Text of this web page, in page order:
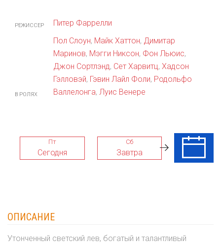
РЕЖИССЕР Питер Фаррелли
В РОЛЯХ
Пол Слоун, Майк Хаттон, Димитар
Маринов, Мэгги Никсон, Фон Льюис,
Джон Сортлэнд, Сет Харвитц, Хадсон
Гэлловэй, Гэвин Лайл Фоли, Родольфо
Валлелонга, Луис Венере
Пт
Сегодня
Сб
Завтра
Вс
ОПИСАНИЕ
Утонченный светский лев, богатый и талантливый